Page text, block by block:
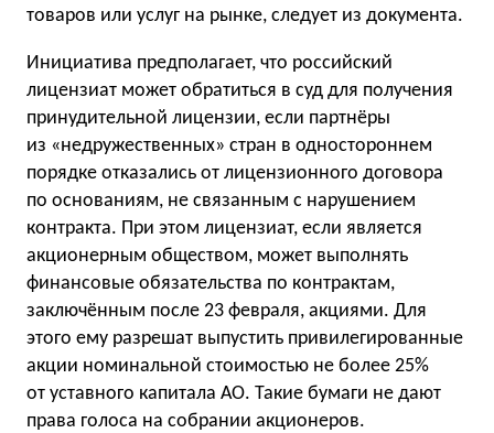
товаров или услуг на рынке, следует из документа.
Инициатива предполагает, что российский
лицензиат может обратиться в суд для получения
принудительной лицензии, если партнёры
из «недружественных» стран в одностороннем
порядке отказались от лицензионного договора
по основаниям, не связанным с нарушением
контракта. При этом лицензиат, если является
акционерным обществом, может выполнять
финансовые обязательства по контрактам,
заключённым после 23 февраля, акциями. Для
этого ему разрешат выпустить привилегированные
акции номинальной стоимостью не более 25%
от уставного капитала АО. Такие бумаги не дают
права голоса на собрании акционеров.